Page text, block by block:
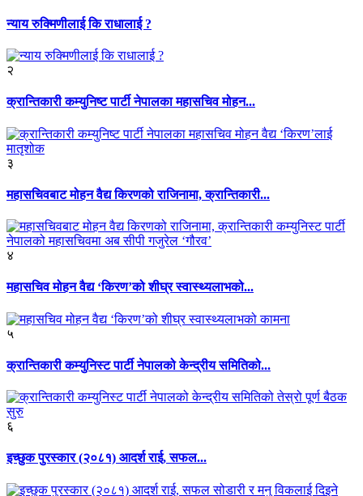
न्याय रुक्मिणीलाई कि राधालाई ?
२
क्रान्तिकारी कम्युनिष्ट पार्टी नेपालका महासचिव मोहन...
३
महासचिवबाट मोहन वैद्य किरणको राजिनामा, क्रान्तिकारी...
४
महासचिव मोहन वैद्य ‘किरण’को शीघ्र स्वास्थ्यलाभको...
५
क्रान्तिकारी कम्युनिस्ट पार्टी नेपालको केन्द्रीय समितिको...
६
इच्छुक पुरस्कार (२०८१) आदर्श राई, सफल...